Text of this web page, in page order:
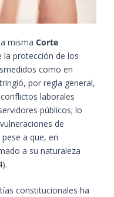
misma Corte
la protección de los
como en
por regla general,
laborales
públicos; lo
de
a que, en
a su naturaleza
constitucionales ha